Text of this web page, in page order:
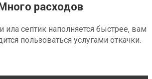
расходов
ила септик наполняется быстрее, вам
пользоваться услугами откачки.